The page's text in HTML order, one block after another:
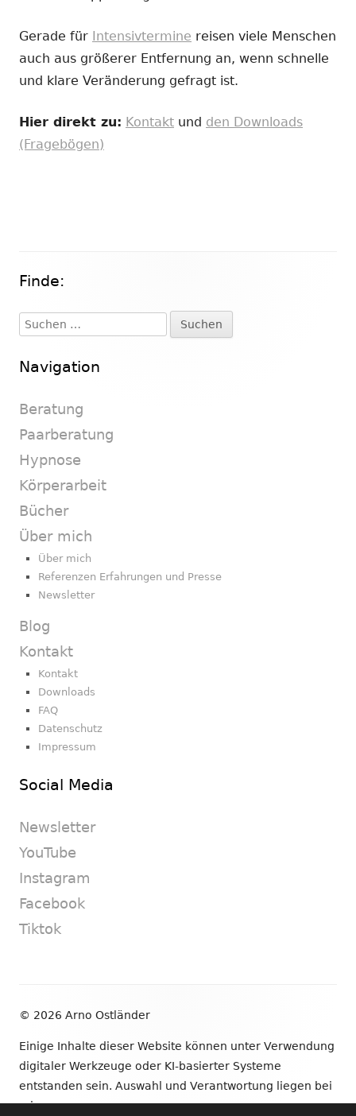
Gerade für Intensivtermine reisen viele Menschen
auch aus größerer Entfernung an, wenn schnelle
und klare Veränderung gefragt ist.
Hier direkt zu: Kontakt und den Downloads
(Fragebögen)
Haupt-
Seitenleiste
Finde:
Suchen
nach:
Navigation
Beratung
Paarberatung
Hypnose
Körperarbeit
Bücher
Über mich
Über mich
Referenzen Erfahrungen und Presse
Newsletter
Blog
Kontakt
Kontakt
Downloads
FAQ
Datenschutz
Impressum
Social Media
Newsletter
YouTube
Instagram
Facebook
Tiktok
© 2026 Arno Ostländer
Einige Inhalte dieser Website können unter Verwendung
digitaler Werkzeuge oder KI-basierter Systeme
entstanden sein. Auswahl und Verantwortung liegen bei
mir.